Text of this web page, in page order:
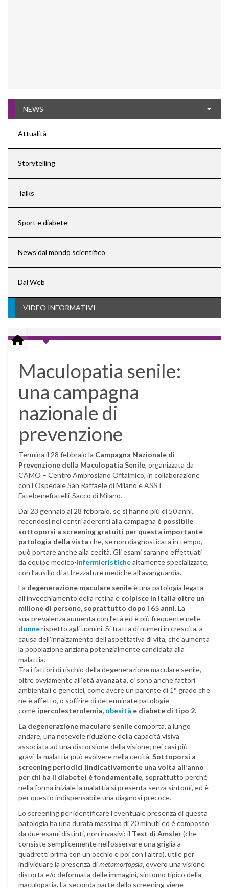
NEWS
Attualità
Storytelling
Talks
Sport e diabete
News dal mondo scientifico
Dal Web
VIDEO INFORMATIVI
Maculopatia senile:
una campagna
nazionale di
prevenzione
Termina il 28 febbraio la Campagna Nazionale di
Prevenzione della Maculopatia Senile, organizzata da
CAMO – Centro Ambrosiano Oftalmico, in collaborazione
con l’Ospedale San Raffaele di Milano e ASST
Fatebenefratelli-Sacco di Milano.
Dal 23 gennaio al 28 febbraio, se si hanno più di 50 anni,
recendosi nei centri aderenti alla campagna è possibile
sottoporsi a screening gratuiti per questa importante
patologia della vista che, se non diagnosticata in tempo,
può portare anche alla cecità. Gli esami saranno effettuati
da equipe medico-infermieristichealtamente specializzate,
con l’ausilio di attrezzature mediche all’avanguardia.
La degenerazione maculare senileè una patologia legata
all’invecchiamento della retina e colpisce in Italia oltre un
milione di persone, soprattutto dopo i 65 anni. La
sua prevalenza aumenta con l’età ed è più frequente nelle
donnerispetto agli uomini. Si tratta di numeri in crescita, a
causa dell’innalzamento dell’aspettativa di vita, che aumenta
la popolazione anziana potenzialmente candidata alla
malattia.
Tra i fattori di rischio della degenerazione maculare senile,
oltre ovviamente all’età avanzata, ci sono anche fattori
ambientali e genetici, come avere un parente di 1° grado che
ne è affetto, o soffrire di determinate patologie
come ipercolesterolemia, obesità e diabete di tipo 2.
La degenerazione maculare senilecomporta, a lungo
andare, una notevole riduzione della capacità visiva
associata ad una distorsione della visione; nei casi più
gravi la malattia può evolvere nella cecità.Sottoporsi a
screening periodici (indicativamente una volta all’anno
per chi ha il diabete) è fondamentale, soprattutto perché
nella forma iniziale la malattia si presenta senza sintomi, ed è
per questo indispensabile una diagnosi precoce.
Lo screening per identificare l’eventuale presenza di questa
patologia ha una durata massima di 20 minuti ed è composto
da due esami distinti, non invasivi: il Test di Amsler(che
consiste semplicemente nell’osservare una griglia a
quadretti prima con un occhio e poi con l’altro), utile per
individuare la presenza dimetamorfopsia, ovvero una visione
distorta e/o deformata delle immagini, sintomo tipico della
maculopatia. La seconda parte dello screening viene